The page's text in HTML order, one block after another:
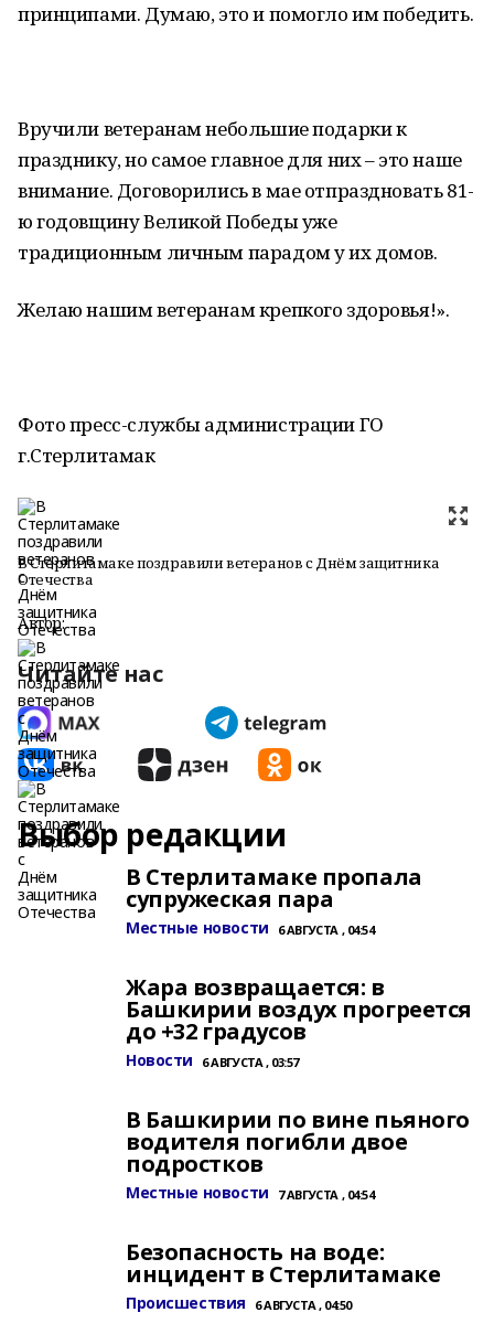
принципами. Думаю, это и помогло им победить.
Вручили ветеранам небольшие подарки к
празднику, но самое главное для них – это наше
внимание. Договорились в мае отпраздновать 81-
ю годовщину Великой Победы уже
традиционным личным парадом у их домов.
Желаю нашим ветеранам крепкого здоровья!».
Фото пресс-службы администрации ГО
г.Стерлитамак
В Стерлитамаке поздравили ветеранов с Днём защитника
Отечества
Автор:
Читайте нас
Выбор редакции
В Стерлитамаке пропала
супружеская пара
Местные новости 6 АВГУСТА , 04:54
Жара возвращается: в
Башкирии воздух прогреется
до +32 градусов
Новости 6 АВГУСТА , 03:57
В Башкирии по вине пьяного
водителя погибли двое
подростков
Местные новости 7 АВГУСТА , 04:54
Безопасность на воде:
инцидент в Стерлитамаке
Происшествия 6 АВГУСТА , 04:50